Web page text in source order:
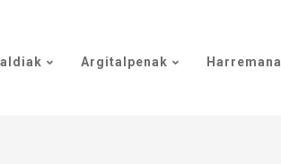
Argitalpenak Harremana